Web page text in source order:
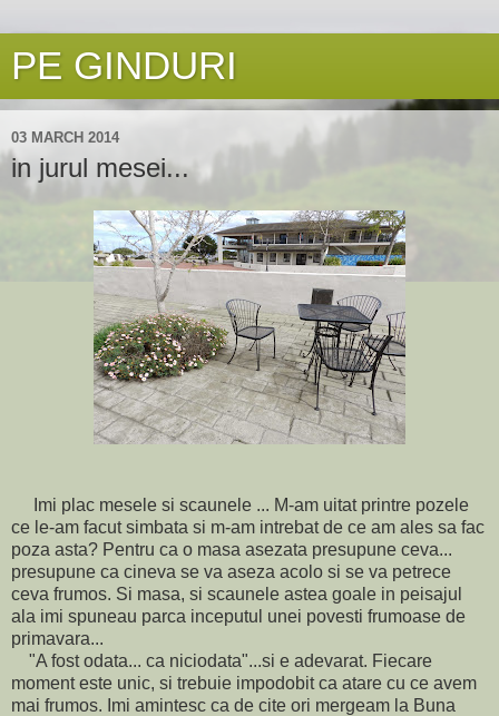
PE GINDURI
03 MARCH 2014
in jurul mesei...
Imi plac mesele si scaunele ... M-am uitat printre pozele
ce le-am facut simbata si m-am intrebat de ce am ales sa fac
poza asta? Pentru ca o masa asezata presupune ceva...
presupune ca cineva se va aseza acolo si se va petrece
ceva frumos. Si masa, si scaunele astea goale in peisajul
ala imi spuneau parca inceputul unei povesti frumoase de
primavara...
"A fost odata... ca niciodata"...si e adevarat. Fiecare
moment este unic, si trebuie impodobit ca atare cu ce avem
mai frumos. Imi amintesc ca de cite ori mergeam la Buna